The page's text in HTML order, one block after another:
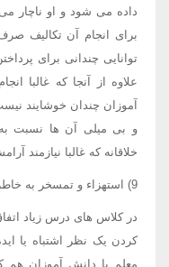
داده می شود و او ناچار
برای انجام آن تکالیف
توانایی چندانی برای
علاوه از آنجا که غالبا
آموزان چندان خوشایند
و بی میلی آن ها نسبت به
خلاقانه که غالبا نیازمند
9) استهزاء و تمسخر به خاطر ایده یا نظر اشتباه
در کلاس های درس زیاد
کردن یک نظر اشتباه یا
معلم یا دانش آموزان هم